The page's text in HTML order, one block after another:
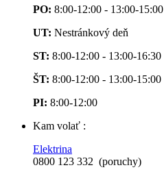
PO: 8:00-12:00 - 13:00-15:00
UT: Nestránkový deň
ST: 8:00-12:00 - 13:00-16:30
ŠT: 8:00-12:00 - 13:00-15:00
PI: 8:00-12:00
Kam volať :
Elektrina
0800 123 332 (poruchy)